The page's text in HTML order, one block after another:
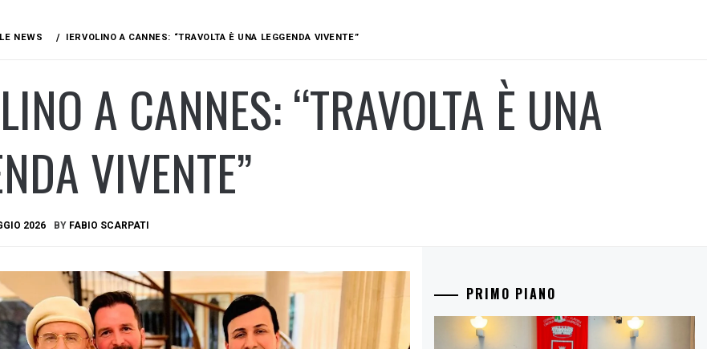
NEWS IERVOLINO A CANNES: “TRAVOLTA È UNA LEGGENDA VIVENTE”
A CANNES: “TRAVOLTA È UNA
VIVENTE”
2026 BY FABIO SCARPATI
PRIMO PIANO